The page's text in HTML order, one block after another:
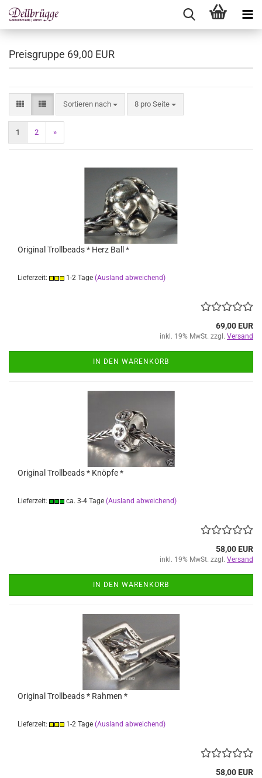
Preisgruppe 69,00 EUR
Sortieren nach
Sortieren nach 8 pro Seite
pro Seite
1 2 »
Original Trollbeads * Herz Ball *
Lieferzeit: 1-2 Tage (Ausland abweichend)
69,00 EUR
inkl. 19% MwSt. zzgl. Versand
IN DEN WARENKORB
Original Trollbeads * Knöpfe *
Lieferzeit: ca. 3-4 Tage (Ausland abweichend)
58,00 EUR
inkl. 19% MwSt. zzgl. Versand
IN DEN WARENKORB
Original Trollbeads * Rahmen *
Lieferzeit: 1-2 Tage (Ausland abweichend)
58,00 EUR